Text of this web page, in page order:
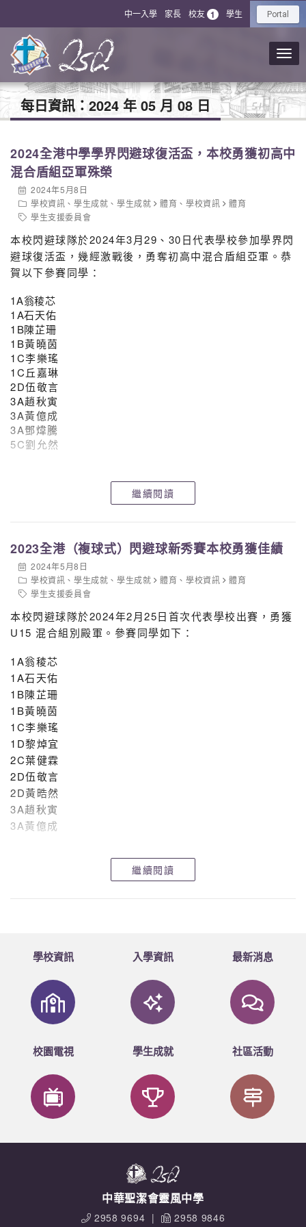
中一入學 家長 校友 1 學生 Portal
每日資訊： 2024 年 05 月 08 日
2024全港中學學界閃避球復活盃，本校勇獲初高中
混合盾組亞軍殊榮
2024年5月8日
學校資訊 、學生成就 、學生成就 體育 、學校資訊
體育
學生支援委員會
本校閃避球隊於2024年3月29、30日代表學校參加學界閃
避球復活盃，幾經激戰後，勇奪初高中混合盾組亞軍。恭
賀以下參賽同學：
1A翁稜芯
1A石天佑
1 B陳芷珊
1B黃曉茵
1C李樂瑤
1C丘嘉琳
2D伍敬言
3A趙秋寅
3A黃億成
3A鄧煒騰
5C劉允然
繼續閱讀
2023全港（複球式）閃避球新秀賽本校勇獲佳績
2024年5月8日
學校資訊 、學生成就 、學生成就 體育 、學校資訊
體育
學生支援委員會
本校閃避球隊於2024年2月25日首次代表學校出賽，勇獲
U15 混合組別殿軍。參賽同學如下：
1A翁稜芯
1A石天佑
1B陳芷珊
1B黃曉茵
1C李樂瑤
1D黎焯宜
2C葉健霖
2D伍敬言
2D黃晧然
3A趙秋寅
3A黃億成
繼續閱讀
學校資訊 入學資訊 最新消息
校園電視 學生成就 社區活動
中華聖潔會靈風中學
2958 9694 | 2958 9846